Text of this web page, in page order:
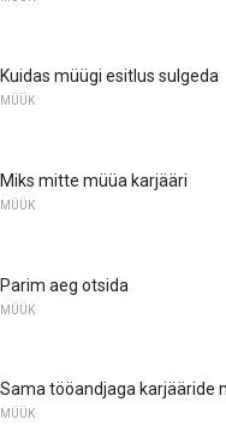
Kuidas müügi esitlus sulgeda
MÜÜK
Miks mitte müüa karjääri
MÜÜK
Parim aeg otsida
MÜÜK
Sama tööandjaga karjääride
MÜÜK